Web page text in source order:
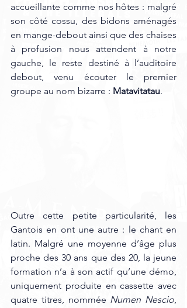
accueillante comme nos hôtes : malgré
son côté cossu, des bidons aménagés
en mange-debout ainsi que des chaises
à profusion nous attendent à notre
gauche, le reste destiné à l’auditoire
debout, venu écouter le premier
groupe au nom bizarre : Matavitatau.
Outre cette petite particularité, les
Gantois en ont une autre : le chant en
latin. Malgré une moyenne d’âge plus
proche des 30 ans que des 20, la jeune
formation n’a à son actif qu’une démo,
uniquement produite en cassette avec
quatre titres, nommée Numen Nescio,